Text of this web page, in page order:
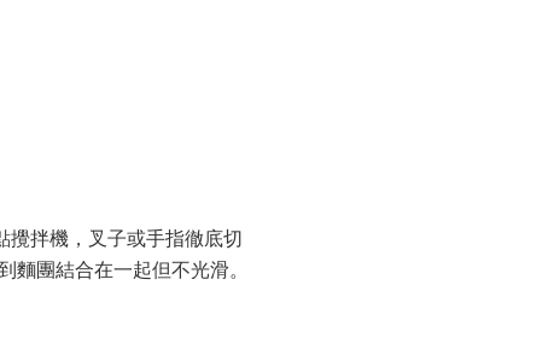
攪拌機，叉子或手指徹底切
團結合在一起但不光滑。